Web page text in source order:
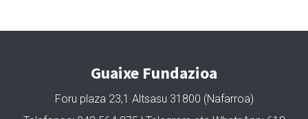
Guaixe Fundazioa
Foru plaza 23,1 Altsasu 31800 (Nafarroa)